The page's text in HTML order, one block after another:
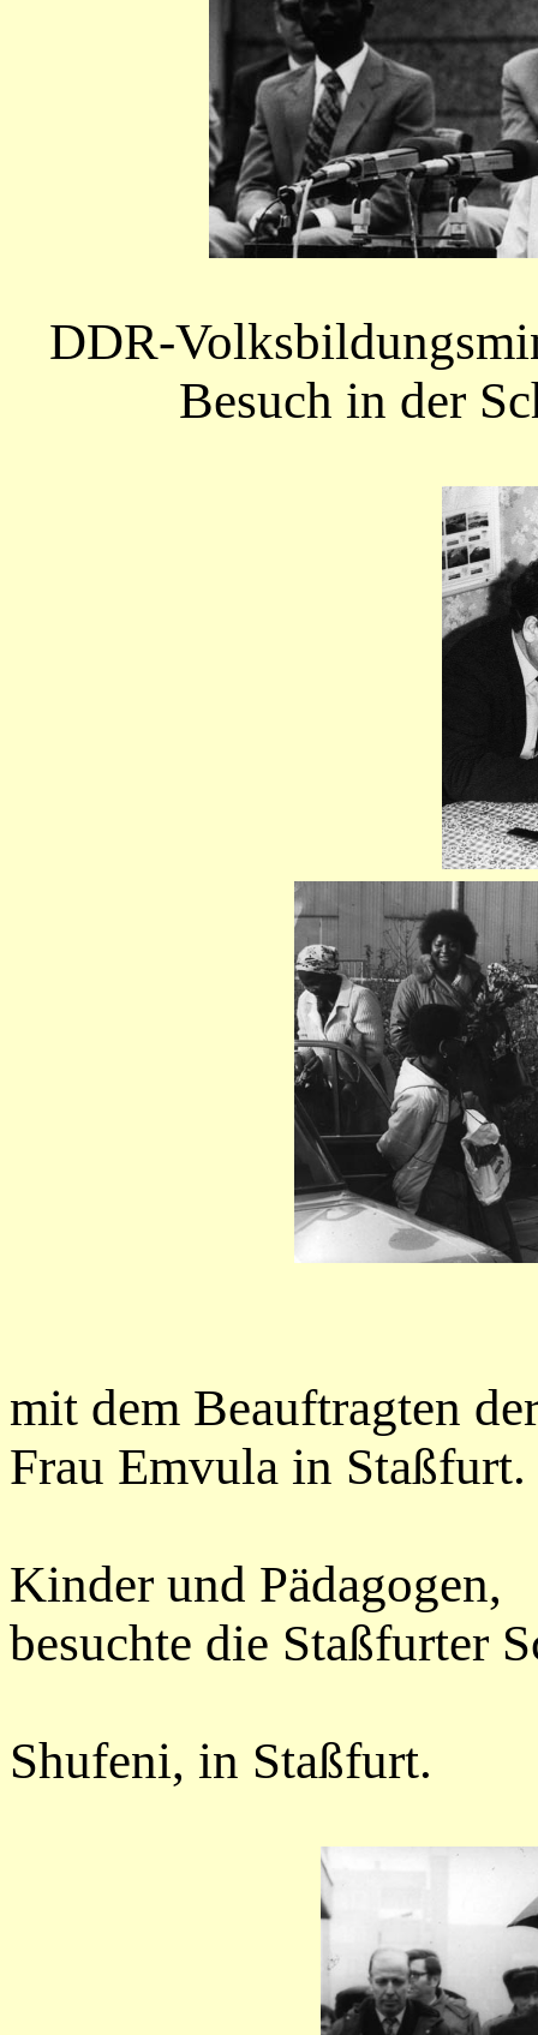
DDR-
Besuch in der
mit dem
Frau Emvula in
Kinder und
besuchte die Staßfurter
Shufeni, in